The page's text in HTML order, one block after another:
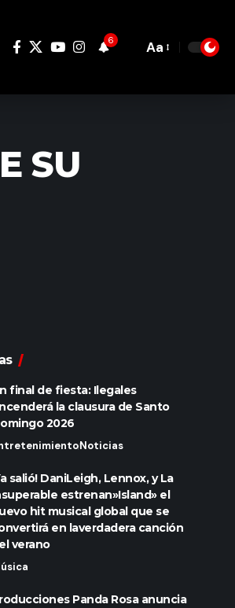
6
Font
Aa
SU
final de fiesta: Ilegales
la clausura de Santo
2026
Noticias
salió! DaniLeigh, Lennox, y La
estrenan»Island» el
hit musical global que se
en laverdadera canción
verano
Panda Rosa anuncia